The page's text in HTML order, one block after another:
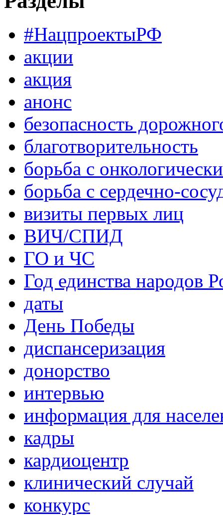
#НацпроектыРФ
акции
акция
анонс
безопасность
благотворительность
борьба с
борьба с сердечно-
визиты первых лиц
ВИЧ/СПИД
ГО и ЧС
Год единства народов
даты
День Победы
диспансеризация
донорство
интервью
информация для
кадры
кардиоцентр
клинический случай
конкурс